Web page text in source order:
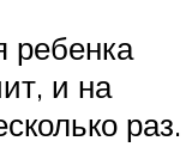
ребенка
и на
раз.